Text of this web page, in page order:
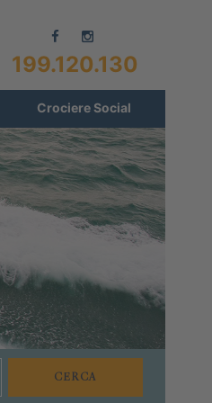
199.120.130
Crociere Social